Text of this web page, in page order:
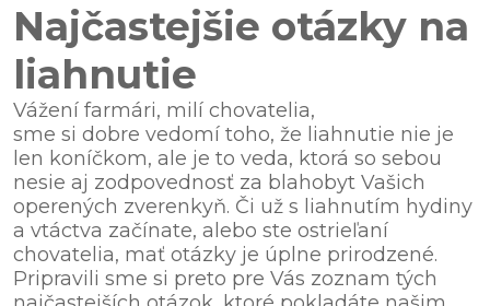
Najčastejšie otázky na
liahnutie
Vážení farmári, milí chovatelia,
sme si dobre vedomí toho, že liahnutie nie je
len koníčkom, ale je to veda, ktorá so sebou
nesie aj zodpovednosť za blahobyt Vašich
operených zverenkyň. Či už s liahnutím hydiny
a vtáctva začínate, alebo ste ostrieľaní
chovatelia, mať otázky je úplne prirodzené.
Pripravili sme si preto pre Vás zoznam tých